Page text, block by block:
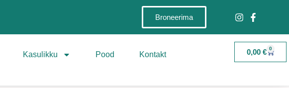
Broneerima
Kasulikku Pood Kontakt 0,00€ 0